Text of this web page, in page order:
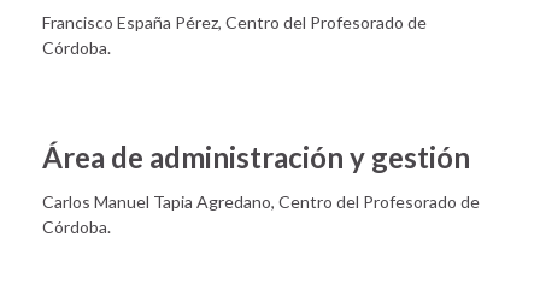
Francisco España Pérez, Centro del Profesorado de
Córdoba.
Área de administración y gestión
Carlos Manuel Tapia Agredano, Centro del Profesorado de
Córdoba.